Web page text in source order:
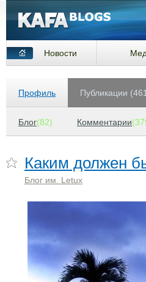
Новости
Профиль Публикации
Блог(82) Комментарии
Каким должен
Блог им. Letux